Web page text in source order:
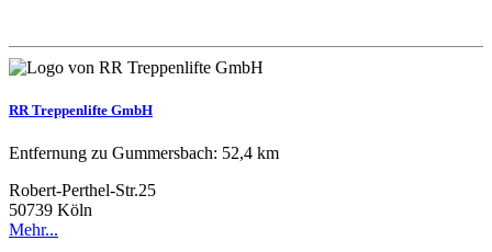
RR Treppenlifte GmbH
Entfernung zu Gummersbach: 52,4 km
Robert-Perthel-Str.25
50739 Köln
Mehr...